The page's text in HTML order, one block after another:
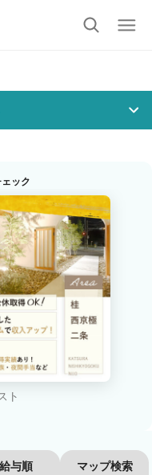
美容師アシスタント
エステティシャン
ック
ト
給与順 マップ検索